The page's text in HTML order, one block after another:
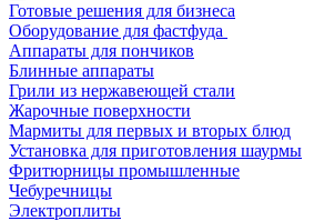
Готовые решения для бизнеса
Оборудование для фастфуда
Аппараты для пончиков
Блинные аппараты
Грили из нержавеющей стали
Жарочные поверхности
Мармиты для первых и вторых блюд
Установка для приготовления шаурмы
Фритюрницы промышленные
Чебуречницы
Электроплиты